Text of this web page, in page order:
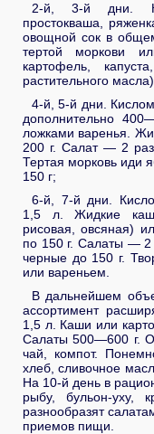
2-й, 3-й дни.
простокваша,
овощной сок в
тертой моркови
картофель,
растительного
4-й, 5-й дни.
дополнительно
ложками варенья.
200 г. Салат — 2
Тертая морковь иди
150 г;
6-й, 7-й дни.
1,5 л. Жидкие
рисовая, овсяная)
по 150 г. Салаты —
черные до 150 г.
или вареньем.
В дальнейшем
ассортимент
1,5 л. Каши или
Салаты 500—600 г.
чай, компот.
хлеб, сливочное
На 10-й день в
рыбу, бульон-уху,
разнообразят
приемов пищи.